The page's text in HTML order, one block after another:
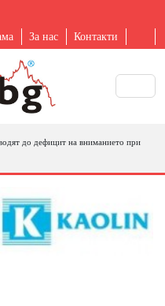
За нас Контакти
до дефицит на вниманието при